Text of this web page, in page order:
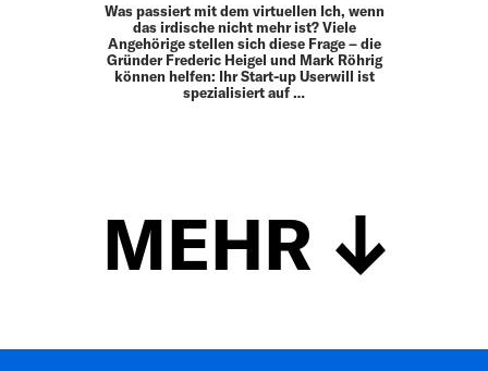
Was passiert mit dem virtuellen Ich, wenn
das irdische nicht mehr ist? Viele
Angehörige stellen sich diese Frage – die
Gründer Frederic Heigel und Mark Röhrig
können helfen: Ihr Start-up Userwill ist
spezialisiert auf …
MEHR